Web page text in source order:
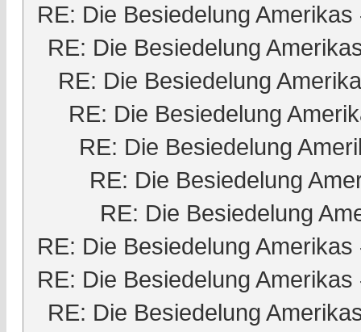
RE: Die Besiedelung Amerikas
RE: Die Besiedelung
RE: Die Besiedelung
RE: Die Besiedelung
RE: Die Besiedelung
RE: Die Besiedelung
RE: Die Besiedelung
RE: Die Besiedelung Amerikas
RE: Die Besiedelung Amerikas
RE: Die Besiedelung